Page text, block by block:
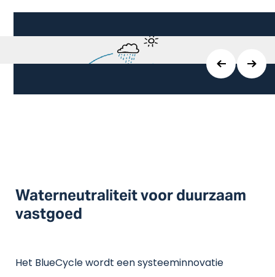
Waterneutraliteit voor duurzaam
vastgoed
Het BlueCycle wordt een systeeminnovatie